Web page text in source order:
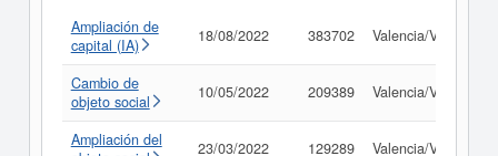
Ampliación de
capital (IA)
18/08/2022 383702 Valencia/València
Cambio de
objeto social
10/05/2022 209389 Valencia/València
Ampliación del
23/03/2022 129289 Valencia/València